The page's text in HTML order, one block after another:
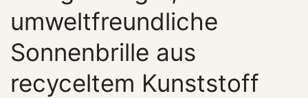
umweltfreundliche
Sonnenbrille aus
recyceltem Kunststoff